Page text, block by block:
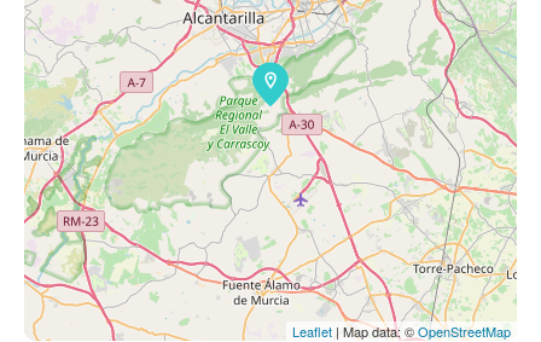
Leaflet | Map data: ©OpenStreetMap